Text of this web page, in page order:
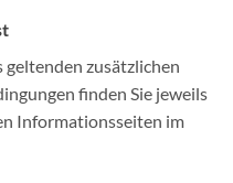
zusätzlichen
finden Sie jeweils
Informationsseiten im